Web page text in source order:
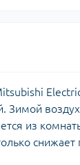
Зимой
из